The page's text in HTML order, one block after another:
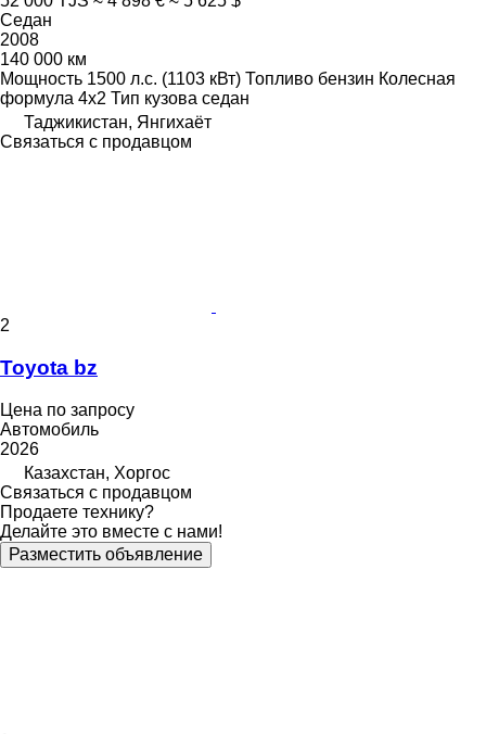
Седан
2008
140 000 км
Мощность 1500 л.с. (1103 кВт) Топливо бензин Колесная
формула 4x2 Тип кузова седан
Таджикистан, Янгихаёт
Связаться с продавцом
2
Toyota bz
Цена по запросу
Автомобиль
2026
Казахстан, Хоргос
Связаться с продавцом
Продаете технику?
Делайте это вместе с нами!
Разместить объявление